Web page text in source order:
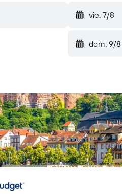
vie. 7/8
dom. 9/8